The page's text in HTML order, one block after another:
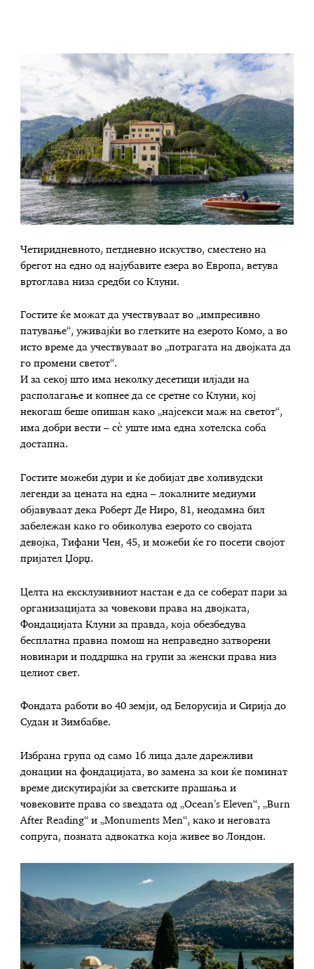
Четиридневното, петдневно искуство, сместено на
брегот на едно од најубавите езера во Европа, ветува
вртоглава низа средби со Клуни.
Гостите ќе можат да учествуваат во „импресивно
патување“, уживајќи во глетките на езерото Комо, а во
исто време да учествуваат во „потрагата на двојката да
го промени светот“.
И за секој што има неколку десетици илјади на
располагање и копнее да се сретне со Клуни, кој
некогаш беше опишан како „најсекси маж на светот“,
има добри вести – сè уште има една хотелска соба
достапна.
Гостите можеби дури и ќе добијат две холивудски
легенди за цената на една – локалните медиуми
објавуваат дека Роберт Де Ниро, 81, неодамна бил
забележан како го обиколува езерото со својата
девојка, Тифани Чен, 45, и можеби ќе го посети својот
пријател Џорџ.
Целта на ексклузивниот настан е да се соберат пари за
организацијата за човекови права на двојката,
Фондацијата Клуни за правда, која обезбедува
бесплатна правна помош на неправедно затворени
новинари и поддршка на групи за женски права низ
целиот свет.
Фондата работи во 40 земји, од Белорусија и Сирија до
Судан и Зимбабве.
Избрана група од само 16 лица дале дарежливи
донации на фондацијата, во замена за кои ќе поминат
време дискутирајќи за светските прашања и
човековите права со ѕвездата од „Ocean’s Eleven“, „Burn
After Reading“ и „Monuments Men“, како и неговата
сопруга, позната адвокатка која живее во Лондон.